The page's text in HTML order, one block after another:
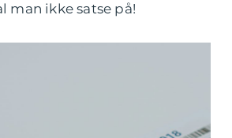
man ikke satse på!